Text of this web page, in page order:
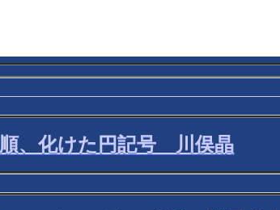
、化けた円記号 川俣晶